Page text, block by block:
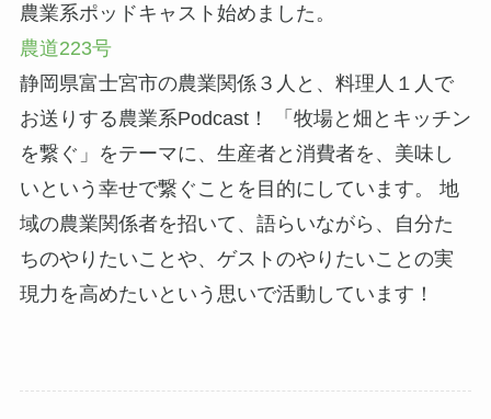
農業系ポッドキャスト始めました。
農道223号
静岡県富士宮市の農業関係３人と、料理人１人で
お送りする農業系Podcast！ 「牧場と畑とキッチン
を繋ぐ」をテーマに、生産者と消費者を、美味し
いという幸せで繋ぐことを目的にしています。 地
域の農業関係者を招いて、語らいながら、自分た
ちのやりたいことや、ゲストのやりたいことの実
現力を高めたいという思いで活動しています！